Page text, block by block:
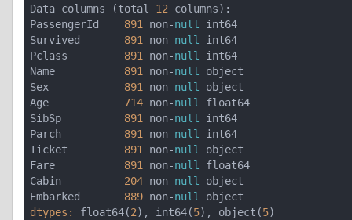
Data columns (total 12 columns):
PassengerId 891 non-null
int64
Survived 891 non-null
int64
Pclass 891 non-null
int64
Name 891 non-null
object
Sex 891 non-null
object
Age 714 non-null
float64
SibSp 891 non-null
int64
Parch 891 non-null
int64
Ticket 891 non-null
object
Fare 891 non-null
float64
Cabin 204 non-null
object
Embarked 889 non-null
dtypes:
float64(2), int64(5), object(5)